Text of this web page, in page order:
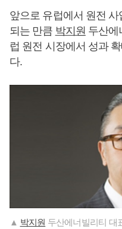
앞으로 유럽에서 원전
되는 만큼 박지원 두산에
럽 원전 시장에서 성과
다.
▲ 박지원 두산에너빌리티 대